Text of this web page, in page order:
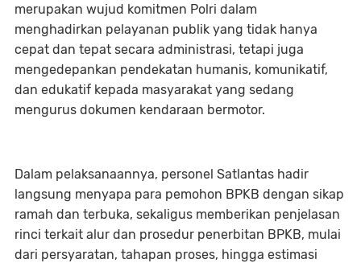
merupakan wujud komitmen Polri dalam
menghadirkan pelayanan publik yang tidak hanya
cepat dan tepat secara administrasi, tetapi juga
mengedepankan pendekatan humanis, komunikatif,
dan edukatif kepada masyarakat yang sedang
mengurus dokumen kendaraan bermotor.
Dalam pelaksanaannya, personel Satlantas hadir
langsung menyapa para pemohon BPKB dengan sikap
ramah dan terbuka, sekaligus memberikan penjelasan
rinci terkait alur dan prosedur penerbitan BPKB, mulai
dari persyaratan, tahapan proses, hingga estimasi